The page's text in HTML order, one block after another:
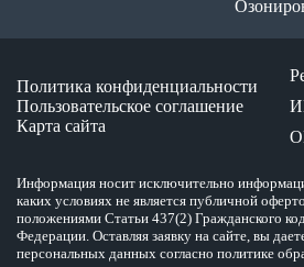
Политика конфиденциальности
Пользовательское соглашение
Карта сайта
Информация носит исключительно
каких условиях не является публичной
положениями Статьи 437(2) Гражданского
Федерации. Оставляя заявку на сайте, вы
персональных данных согласно политике